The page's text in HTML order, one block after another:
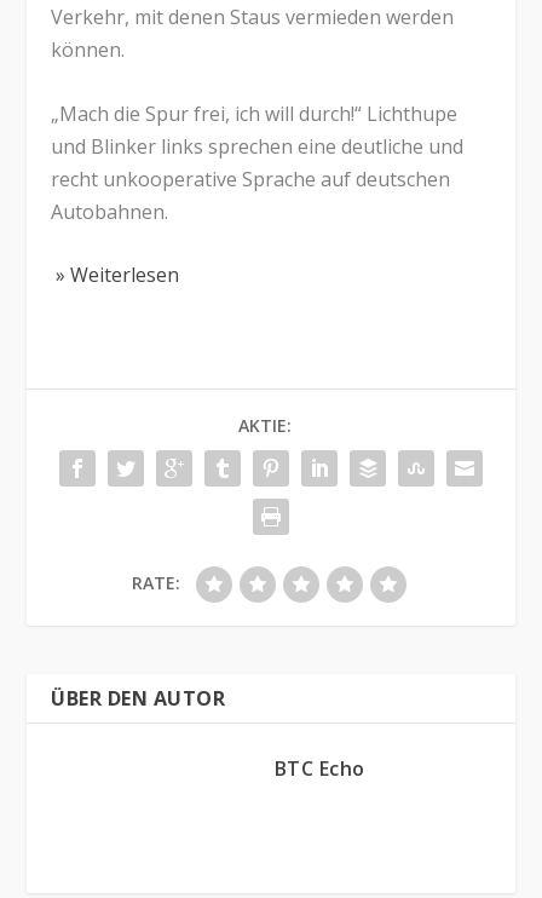
Verkehr, mit denen Staus vermieden werden
können.
„Mach die Spur frei, ich will durch!“ Lichthupe
und Blinker links sprechen eine deutliche und
recht unkooperative Sprache auf deutschen
Autobahnen.
» Weiterlesen
AKTIE:
RATE:
ÜBER DEN AUTOR
BTC Echo